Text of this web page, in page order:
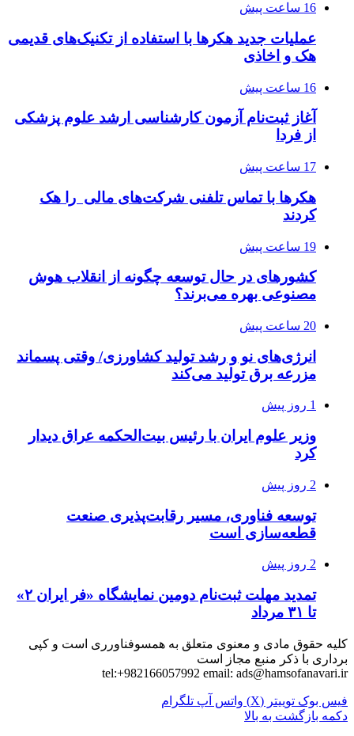
16 ساعت پیش
عملیات جدید هکرها با استفاده از تکنیک‌های قدیمی
هک و اخاذی
16 ساعت پیش
آغاز ثبت‌نام‌ آزمون کارشناسی ارشد علوم پزشکی
از فردا
17 ساعت پیش
هکرها با تماس تلفنی شرکت‌های مالی را هک
کردند
19 ساعت پیش
کشورهای در حال توسعه چگونه از انقلاب هوش
مصنوعی بهره می‌برند؟
20 ساعت پیش
انرژی‌های نو و رشد تولید کشاورزی/ وقتی پسماند
مزرعه‌ برق تولید می‌کند
1 روز پیش
وزیر علوم ایران با رئیس بیت‌الحکمه عراق دیدار
کرد
2 روز پیش
توسعه فناوری، مسیر رقابت‌پذیری صنعت
قطعه‌سازی است
2 روز پیش
تمدید مهلت ثبت‌نام دومین نمایشگاه «فر ایران ۲»
تا ۳۱ مرداد
کلیه حقوق مادی و معنوی متعلق به همسوفناورری است و کپی
برداری با ذکر منبع مجاز است
tel:+982166057992 email: ads@hamsofanavari.ir
فیس بوک توییتر (X) واتس آپ تلگرام
دکمه بازگشت به بالا